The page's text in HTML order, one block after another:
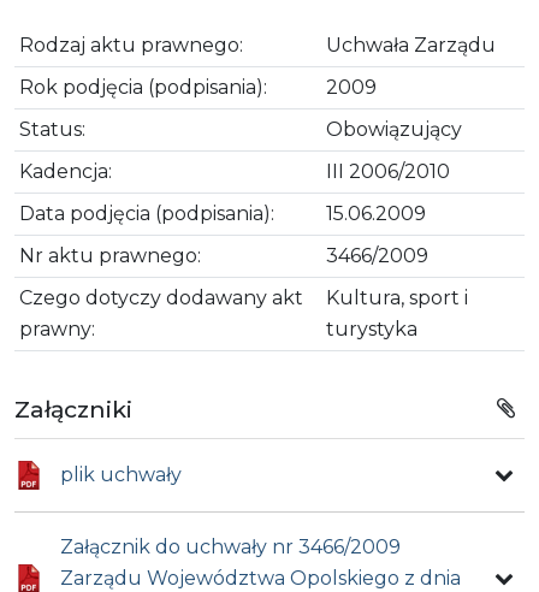
Rodzaj aktu prawnego:
Uchwała Zarządu
Rok podjęcia (podpisania):
2009
Status:
Obowiązujący
Kadencja:
III 2006/2010
Data podjęcia (podpisania):
15.06.2009
Nr aktu prawnego:
3466/2009
Czego dotyczy dodawany akt
prawny:
Kultura, sport i
turystyka
Załączniki
plik uchwały
Załącznik do uchwały nr 3466/2009
Zarządu Województwa Opolskiego z dnia